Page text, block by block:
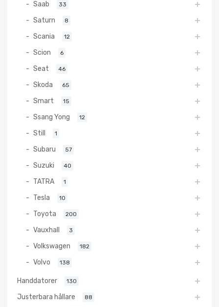
Saab 33
Saturn 8
Scania 12
Scion 6
Seat 46
Skoda 65
Smart 15
Ssang Yong 12
Still 1
Subaru 57
Suzuki 40
TATRA 1
Tesla 10
Toyota 200
Vauxhall 3
Volkswagen 182
Volvo 138
Handdatorer 130
Justerbara hållare 88